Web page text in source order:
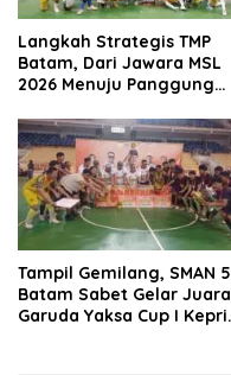
Langkah Strategis TMP
Batam, Dari Jawara MSL
2026 Menuju Panggung
Tampil Gemilang, SMAN 5
Batam Sabet Gelar Juara
Garuda Yaksa Cup I Kepri